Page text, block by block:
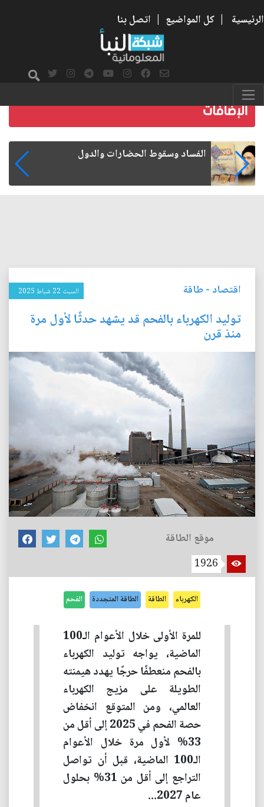
الرئيسية | كل المواضيع | اتصل بنا
رواتب الموظفين على صفيح ساخن
اقتصاد -طاقة السبت 22 شباط 2025
توليد الكهرباء بالفحم قد يشهد حدثًا لأول مرة
منذ قرن
موقع الطاقة
1926
الكهرباء الطاقة الطاقة المتجددة الفحم
للمرة الأولى خلال الأعوام الـ100
الماضية، يواجه توليد الكهرباء
بالفحم منعطفًا حرجًا يهدد هيمنته
الطويلة على مزيج الكهرباء
العالمي، ومن المتوقع انخفاض
حصة الفحم في 2025 إلى أقل من
33% لأول مرة خلال الأعوام
الـ100 الماضية، قبل أن تواصل
التراجع إلى أقل من 31% بحلول
عام 2027...